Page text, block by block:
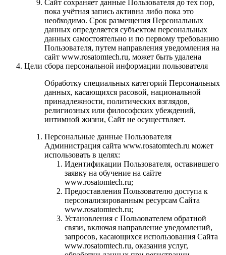
Сайт сохраняет данные Пользователя до тех пор,
пока учётная запись активна либо пока это
необходимо. Срок размещения Персональных
данных определяется субъектом персональных
данных самостоятельно и по первому требованию
Пользователя, путем направления уведомления на
сайт www.rosatomtech.ru, может быть удалена
Цели сбора персональной информации пользователя
Обработку специальных категорий Персональных
данных, касающихся расовой, национальной
принадлежности, политических взглядов,
религиозных или философских убеждений,
интимной жизни, Сайт не осуществляет.
Персональные данные Пользователя
Администрация сайта www.rosatomtech.ru может
использовать в целях:
Идентификации Пользователя, оставившего
заявку на обучение на сайте
www.rosatomtech.ru;
Предоставления Пользователю доступа к
персонализированным ресурсам Сайта
www.rosatomtech.ru;
Установления с Пользователем обратной
связи, включая направление уведомлений,
запросов, касающихся использования Сайта
www.rosatomtech.ru, оказания услуг,